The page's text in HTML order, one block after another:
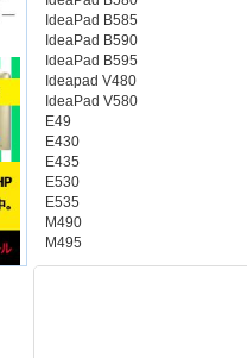
IdeaPad B585
IdeaPad B590
IdeaPad B595
Ideapad V480
IdeaPad V580
E49
E430
E435
E530
E535
M490
M495